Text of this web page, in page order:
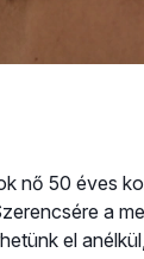
nő 50 éves
a
el